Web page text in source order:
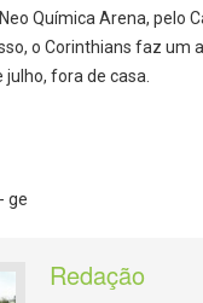
Química Arena, pelo
o Corinthians faz um
fora de casa.
ge
Redação